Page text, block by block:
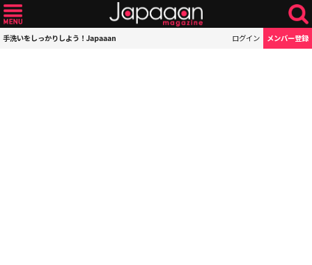
手洗いをしっかりしよう！Japaaan ログイン メンバー登録